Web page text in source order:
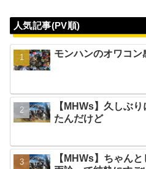
人気記事(PV順)
モンハンのオワコン
【MHWs】久しぶ
たんだけど
【MHWs】ちゃん